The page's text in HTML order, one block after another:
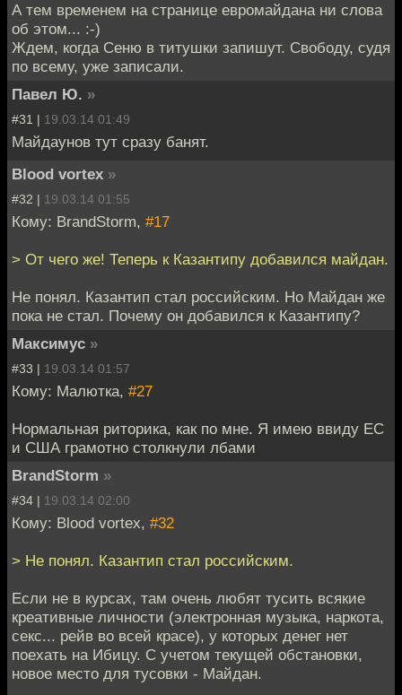
А тем временем на странице евромайдана ни слова
об этом... :-)
Ждем, когда Сеню в титушки запишут. Свободу, судя
по всему, уже записали.
Павел Ю. »
#31 | 19.03.14 01:49
Майдаунов тут сразу банят.
Blood vortex »
#32 | 19.03.14 01:55
Кому: BrandStorm, #17
> От чего же! Теперь к Казантипу добавился майдан.
Не понял. Казантип стал российским. Но Майдан же
пока не стал. Почему он добавился к Казантипу?
Максимус »
#33 | 19.03.14 01:57
Кому: Малютка, #27
Нормальная риторика, как по мне. Я имею ввиду ЕС
и США грамотно столкнули лбами
BrandStorm »
#34 | 19.03.14 02:00
Кому: Blood vortex, #32
> Не понял. Казантип стал российским.
Если не в курсах, там очень любят тусить всякие
креативные личности (электронная музыка, наркота,
секс... рейв во всей красе), у которых денег нет
поехать на Ибицу. С учетом текущей обстановки,
новое место для тусовки - Майдан.